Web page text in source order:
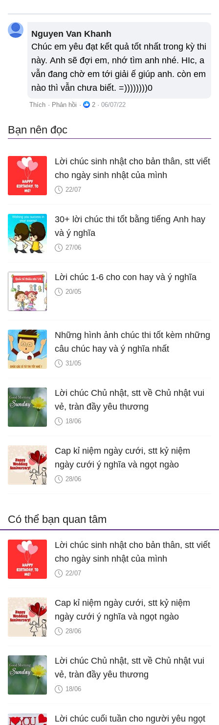
Nguyen Van Khanh
Chúc em yêu đạt kết quả tốt nhất trong kỳ thi
này. Anh sẽ đợi em, nhớ tìm anh nhé. HIc, a
vẫn đang chờ em tới giải ế giúp anh. còn em
nào thì vẫn chưa biết. =))))))))0
Thích · Phản hồi · 2 · 06/07/22
Bạn nên đọc
Lời chúc sinh nhật cho bản thân, stt viết
cho ngày sinh nhật của mình
22/07
30+ lời chúc thi tốt bằng tiếng Anh hay
và ý nghĩa
27/06
Lời chúc 1-6 cho con hay và ý nghĩa
20/05
Những hình ảnh chúc thi tốt kèm những
câu chúc hay và ý nghĩa nhất
31/05
Lời chúc Chủ nhật, stt về Chủ nhật vui
vẻ, tràn đầy yêu thương
18/06
Cap kỉ niệm ngày cưới, stt kỷ niệm
ngày cưới ý nghĩa và ngọt ngào
28/06
Có thể bạn quan tâm
Lời chúc sinh nhật cho bản thân, stt viết
cho ngày sinh nhật của mình
22/07
Cap kỉ niệm ngày cưới, stt kỷ niệm
ngày cưới ý nghĩa và ngọt ngào
28/06
Lời chúc Chủ nhật, stt về Chủ nhật vui
vẻ, tràn đầy yêu thương
18/06
Lời chúc cuối tuần cho người yêu ngọt